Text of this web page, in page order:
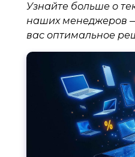
Узнайте больше о
наших менеджеров
вас оптимальное